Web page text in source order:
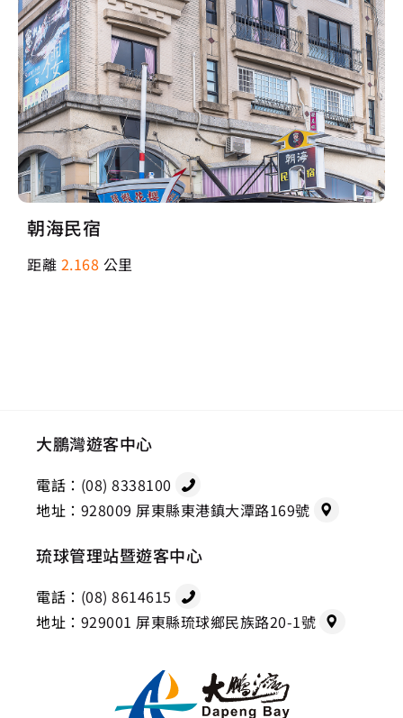
朝海民宿
距離 2.168 公里
大鵬灣遊客中心
電話： (08) 8338100
地址： 928009 屏東縣東港鎮大潭路169號
琉球管理站暨遊客中心
電話： (08) 8614615
地址： 929001 屏東縣琉球鄉民族路20-1號